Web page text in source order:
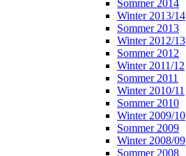
Sommer 2014
Winter 2013/14
Sommer 2013
Winter 2012/13
Sommer 2012
Winter 2011/12
Sommer 2011
Winter 2010/11
Sommer 2010
Winter 2009/10
Sommer 2009
Winter 2008/09
Sommer 2008